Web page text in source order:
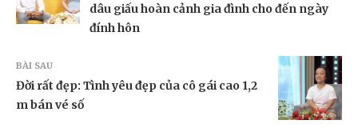
dâu giấu hoàn cảnh gia đình cho đến ngày
đính hôn
BÀI SAU
Đời rất đẹp: Tình yêu đẹp của cô gái cao 1,2
m bán vé số